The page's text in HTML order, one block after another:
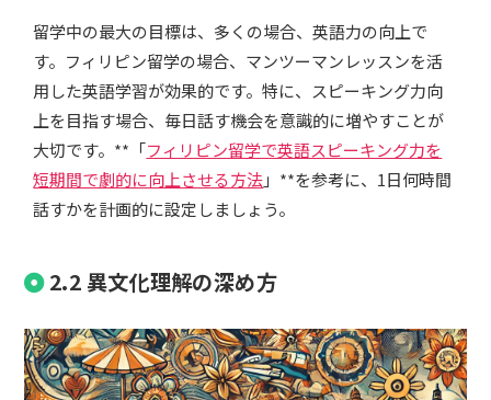
留学中の最大の目標は、多くの場合、英語力の向上で
す。フィリピン留学の場合、マンツーマンレッスンを活
用した英語学習が効果的です。特に、スピーキング力向
上を目指す場合、毎日話す機会を意識的に増やすことが
大切です。**「フィリピン留学で英語スピーキング力を
短期間で劇的に向上させる方法」**を参考に、1日何時間
話すかを計画的に設定しましょう。
2.2 異文化理解の深め方